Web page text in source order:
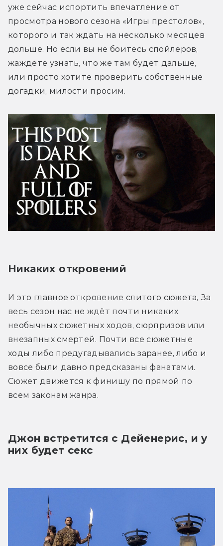
уже сейчас испортить впечатление от
просмотра нового сезона «Игры престолов»,
которого и так ждать на несколько месяцев
дольше. Но если вы не боитесь спойлеров,
жаждете узнать, что же там будет дальше,
или просто хотите проверить собственные
догадки, милости просим.
Никаких откровений
И это главное откровение слитого сюжета, За
весь сезон нас не ждёт почти никаких
необычных сюжетных ходов, сюрпризов или
внезапных смертей. Почти все сюжетные
ходы либо предугадывались заранее, либо и
вовсе были давно предсказаны фанатами.
Сюжет движется к финишу по прямой по
всем законам жанра.
Джон встретится с Дейенерис, и у
них будет секс